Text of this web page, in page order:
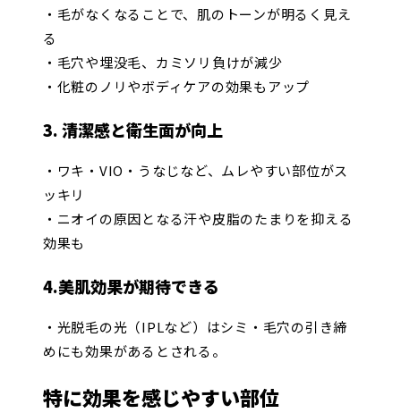
・毛がなくなることで、肌のトーンが明るく見え
る
・毛穴や埋没毛、カミソリ負けが減少
・化粧のノリやボディケアの効果もアップ
3. 清潔感と衛生面が向上
・ワキ・VIO・うなじなど、ムレやすい部位がス
ッキリ
・ニオイの原因となる汗や皮脂のたまりを抑える
効果も
4.美肌効果が期待できる
・光脱毛の光（IPLなど）はシミ・毛穴の引き締
めにも効果があるとされる。
特に効果を感じやすい部位